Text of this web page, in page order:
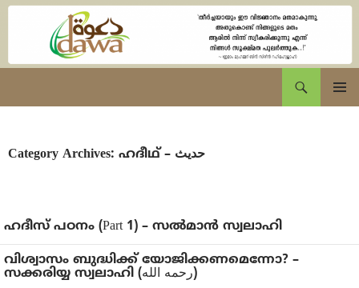
Skip
Search
Category Archives: ഹദീഥ്‌ – حديث
ഹദീസ് പഠനം (Part 1) – സൽമാൻ സ്വലാഹി
വിശ്വാസം ബുദ്ധിക്ക് യോജിക്കണമെന്നോ? –
സക്കരിയ്യ സ്വലാഹി (رحمه الله)